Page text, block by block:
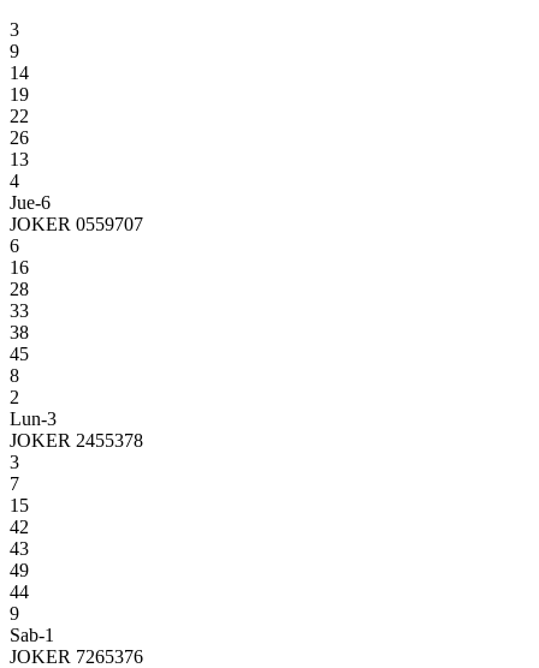
3
9
14
19
22
26
13
4
Jue-6
JOKER 0559707
6
16
28
33
38
45
8
2
Lun-3
JOKER 2455378
3
7
15
42
43
49
44
9
Sab-1
JOKER 7265376